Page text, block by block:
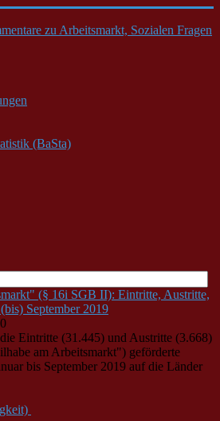
zu Arbeitsmarkt, Sozialen Fragen
(BaSta)
(§ 16i SGB II): Eintritte, Austritte,
September 2019
Eintritte (31.445) und Austritte (3.668)
am Arbeitsmarkt") geförderte
bis September 2019 auf die Länder